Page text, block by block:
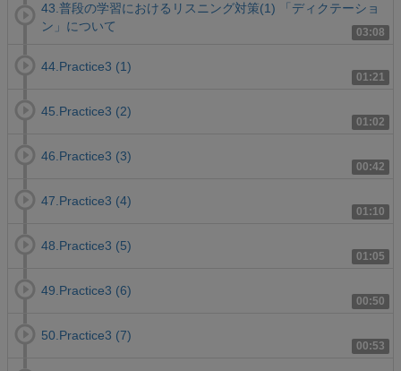
03:08
43.普段の学習におけるリスニング対策(1) 「ディクテーショ
ン」について
01:21
44.Practice3 (1)
01:02
45.Practice3 (2)
00:42
46.Practice3 (3)
01:10
47.Practice3 (4)
01:05
48.Practice3 (5)
00:50
49.Practice3 (6)
00:53
50.Practice3 (7)